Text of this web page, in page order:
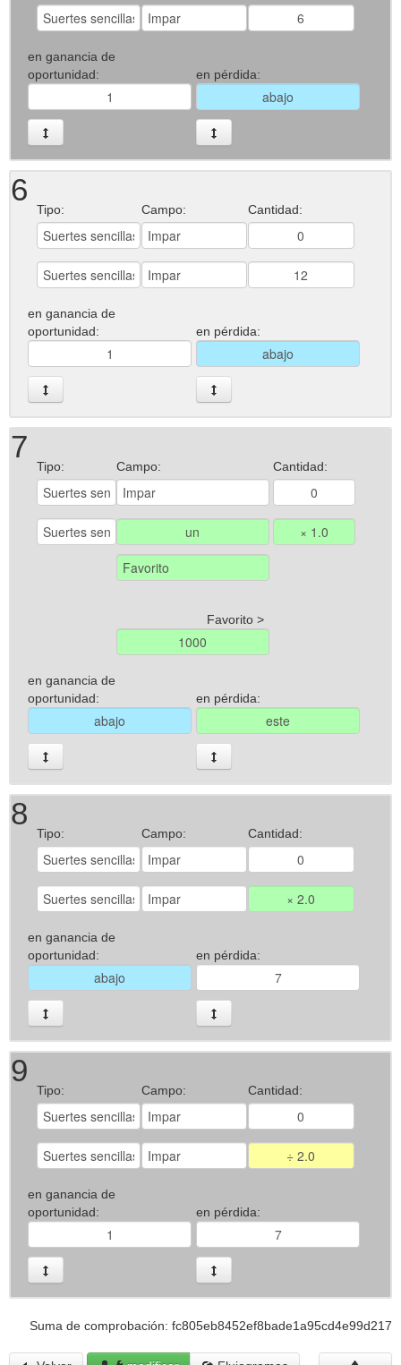
en ganancia de
oportunidad:
en pérdida:
6
Tipo: Campo: Cantidad:
en ganancia de
oportunidad:
en pérdida:
7
Tipo: Campo: Cantidad:
Favorito >
en ganancia de
oportunidad:
en pérdida:
8
Tipo: Campo: Cantidad:
en ganancia de
oportunidad:
en pérdida:
9
Tipo: Campo: Cantidad:
en ganancia de
oportunidad:
en pérdida:
Suma de comprobación: fc805eb8452ef8bade1a95cd4e99d217